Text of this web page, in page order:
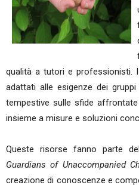
qualità a tutori e professionisti.
adattati alle esigenze dei
tempestive sulle sfide
insieme a misure e soluzioni
Queste risorse fanno parte
Guardians of Unaccompanied
creazione di conoscenze e